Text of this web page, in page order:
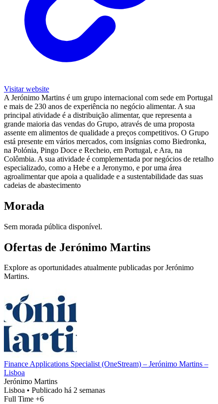
Visitar website
A Jerónimo Martins é um grupo internacional com sede em Portugal
e mais de 230 anos de experiência no negócio alimentar. A sua
principal atividade é a distribuição alimentar, que representa a
grande maioria das vendas do Grupo, através de uma proposta
assente em alimentos de qualidade a preços competitivos. O Grupo
está presente em vários mercados, com insígnias como Biedronka,
na Polónia, Pingo Doce e Recheio, em Portugal, e Ara, na
Colômbia. A sua atividade é complementada por negócios de retalho
especializado, como a Hebe e a Jeronymo, e por uma área
agroalimentar que apoia a qualidade e a sustentabilidade das suas
cadeias de abastecimento
Morada
Sem morada pública disponível.
Ofertas de Jerónimo Martins
Explore as oportunidades atualmente publicadas por Jerónimo
Martins.
Finance Applications Specialist (OneStream) – Jerónimo Martins –
Lisboa
Jerónimo Martins
Lisboa • Publicado há 2 semanas
Full Time +6